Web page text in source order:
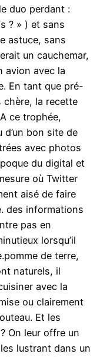
duo perdant :
? » ) et sans
astuce, sans
un cauchemar,
avion avec la
En tant que pré-
chère, la recette
ce trophée,
d’un bon site de
avec photos
du digital et
où Twitter
aisé de faire
des informations
pas en
lorsqu’il
de terre,
naturels, il
avec la
ou clairement
Et les
On leur offre un
lustrant dans un